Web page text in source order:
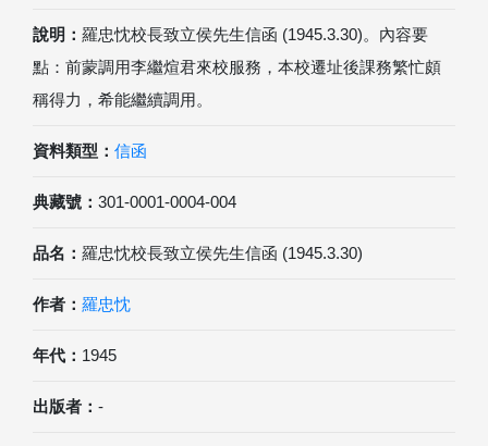
說明： 羅忠忱校長致立侯先生信函 (1945.3.30)。內容要
點：前蒙調用李繼煊君來校服務，本校遷址後課務繁忙頗
稱得力，希能繼續調用。
資料類型： 信函
典藏號： 301-0001-0004-004
品名： 羅忠忱校長致立侯先生信函 (1945.3.30)
作者： 羅忠忱
年代： 1945
出版者： -